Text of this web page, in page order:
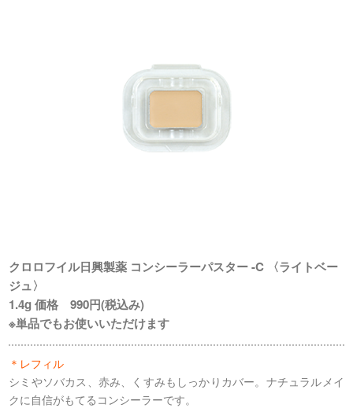
クロロフイル日興製薬 コンシーラーパスター -C 〈ライトベー
ジュ〉
1.4g 価格 990円(税込み)
※単品でもお使いいただけます
＊レフィル
シミやソバカス、赤み、くすみもしっかりカバー。ナチュラルメイ
クに自信がもてるコンシーラーです。